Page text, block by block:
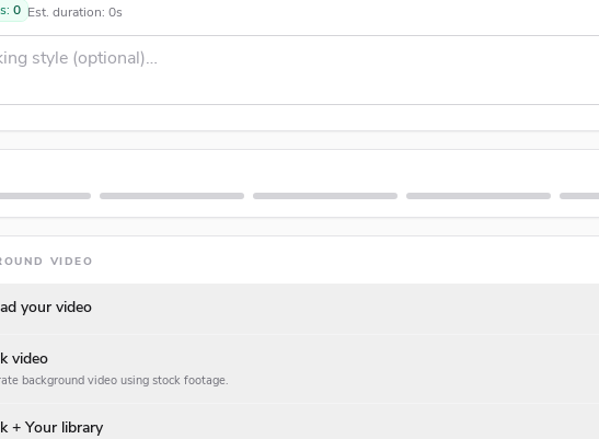
0 Est. duration: 0s
VIDEO
your video
video
background video using stock footage.
+ Your library